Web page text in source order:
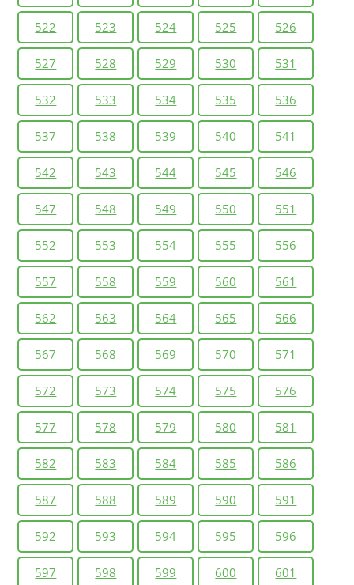
522 523 524 525 526
527 528 529 530 531
532 533 534 535 536
537 538 539 540 541
542 543 544 545 546
547 548 549 550 551
552 553 554 555 556
557 558 559 560 561
562 563 564 565 566
567 568 569 570 571
572 573 574 575 576
577 578 579 580 581
582 583 584 585 586
587 588 589 590 591
592 593 594 595 596
597 598 599 600 601